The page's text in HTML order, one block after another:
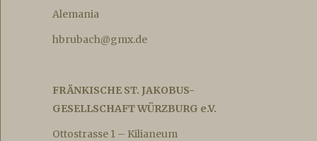
Alemania
hbrubach@gmx.de
FRÄNKISCHE ST. JAKOBUS-
GESELLSCHAFT WÜRZBURG e.V.
Ottostrasse 1 – Kilianeum